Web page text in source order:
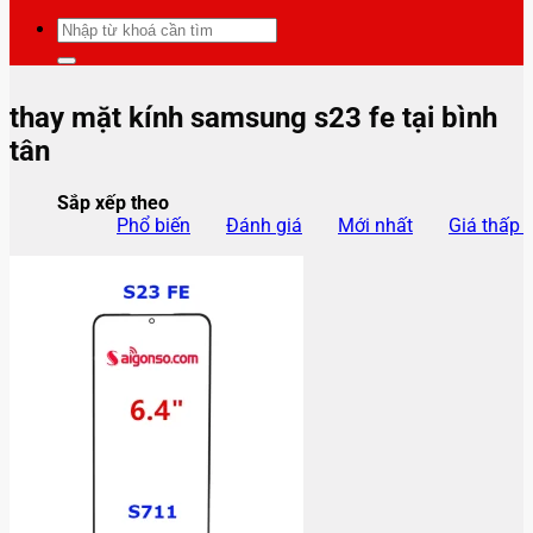
Tìm
kiếm:
thay mặt kính samsung s23 fe tại bình
tân
Sắp xếp theo
Phổ biến
Đánh giá Mới nhất Giá thấp